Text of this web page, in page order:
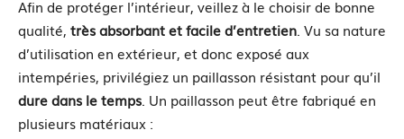
Afin de protéger l’intérieur, veillez à le choisir de bonne
qualité, très absorbant et facile d’entretien. Vu sa nature
d’utilisation en extérieur, et donc exposé aux
intempéries, privilégiez un paillasson résistant pour qu’il
dure dans le temps. Un paillasson peut être fabriqué en
plusieurs matériaux :